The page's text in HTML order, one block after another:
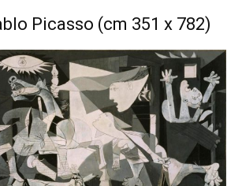
Picasso (cm 351 x 782)